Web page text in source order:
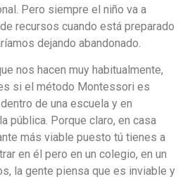
Pero siempre el niño va a
recursos cuando está preparado
dejando abandonado.
nos hacen muy habitualmente,
si el método Montessori es
de una escuela y en
pública. Porque claro, en casa
más viable puesto tú tienes a
en él pero en un colegio, en un
la gente piensa que es inviable y